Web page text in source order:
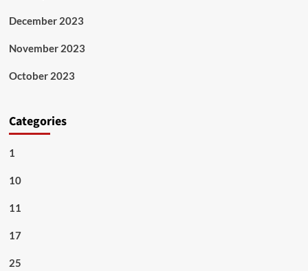
December 2023
November 2023
October 2023
Categories
1
10
11
17
25